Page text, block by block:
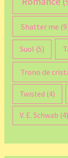
Shatter me
Suol (5)
Trono de
Twisted (4)
V. E. Schwab (4)